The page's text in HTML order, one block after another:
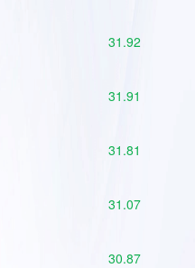
31.92
31.91
31.81
31.07
30.87